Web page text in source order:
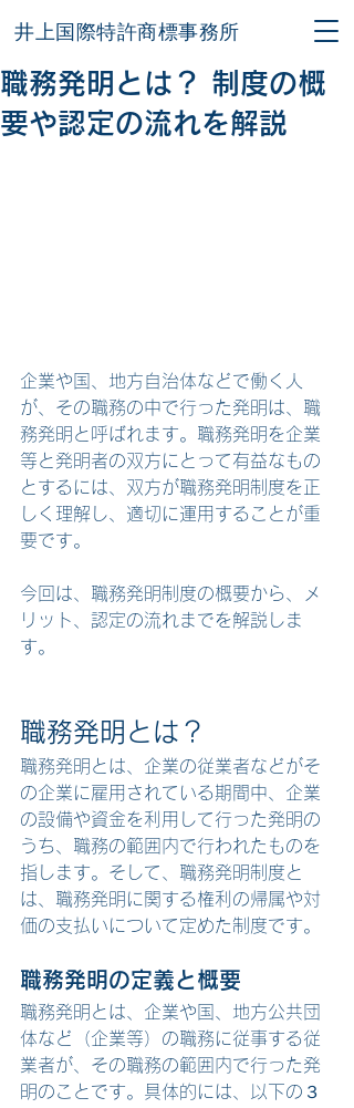
井上国際特許商標事務所
職務発明とは？ 制度の概
要や認定の流れを解説
企業や国、地方自治体などで働く人
が、その職務の中で行った発明は、職
務発明と呼ばれます。職務発明を企業
等と発明者の双方にとって有益なもの
とするには、双方が職務発明制度を正
しく理解し、適切に運用することが重
要です。
今回は、職務発明制度の概要から、メ
リット、認定の流れまでを解説しま
す。
職務発明とは？
職務発明とは、企業の従業者などがそ
の企業に雇用されている期間中、企業
の設備や資金を利用して行った発明の
うち、職務の範囲内で行われたものを
指します。そして、職務発明制度と
は、職務発明に関する権利の帰属や対
価の支払いについて定めた制度です。
職務発明の定義と概要
職務発明とは、企業や国、地方公共団
体など（企業等）の職務に従事する従
業者が、その職務の範囲内で行った発
明のことです。具体的には、以下の３